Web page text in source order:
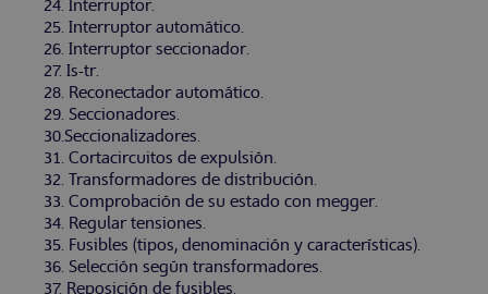
24. Interruptor.
25. Interruptor automático.
26. Interruptor seccionador.
27. Is-tr.
28. Reconectador automático.
29. Seccionadores.
30.Seccionalizadores.
31. Cortacircuitos de expulsión.
32. Transformadores de distribución.
33. Comprobación de su estado con megger.
34. Regular tensiones.
35. Fusibles (tipos, denominación y características).
36. Selección según transformadores.
37. Reposición de fusibles.